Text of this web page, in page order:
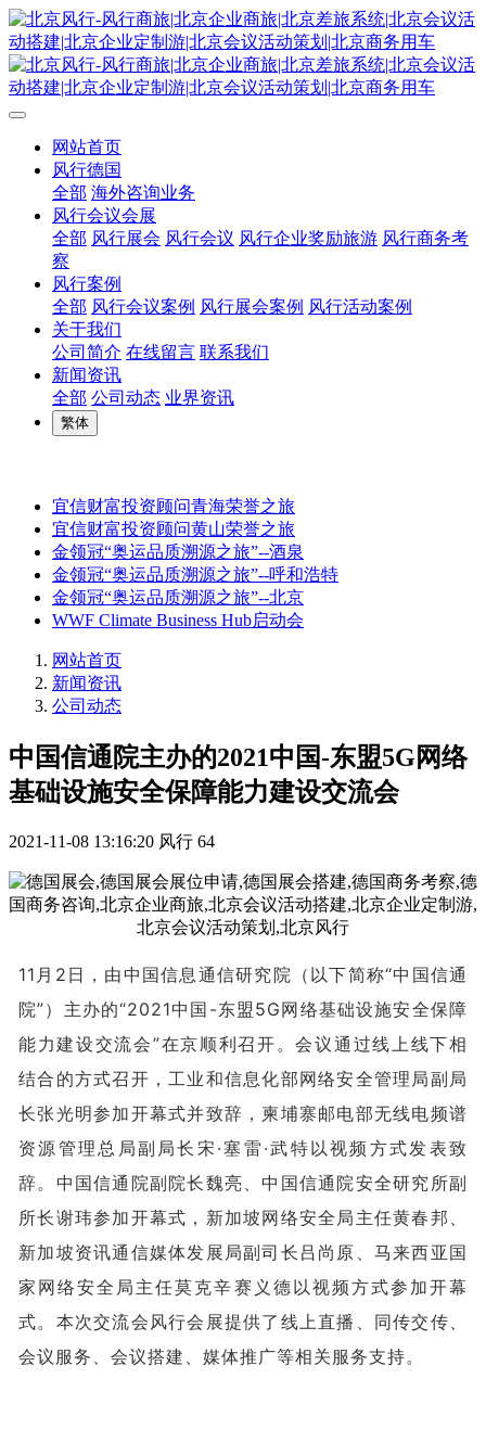
网站首页
风行德国
全部 海外咨询业务
风行会议会展
全部 风行展会 风行会议 风行企业奖励旅游 风行商务考
察
风行案例
全部 风行会议案例 风行展会案例 风行活动案例
关于我们
公司简介 在线留言 联系我们
新闻资讯
全部 公司动态 业界资讯
繁体
宜信财富投资顾问青海荣誉之旅
宜信财富投资顾问黄山荣誉之旅
金领冠“奥运品质溯源之旅”--酒泉
金领冠“奥运品质溯源之旅”--呼和浩特
金领冠“奥运品质溯源之旅”--北京
WWF Climate Business Hub启动会
网站首页
新闻资讯
公司动态
中国信通院主办的2021中国-东盟5G网络
基础设施安全保障能力建设交流会
2021-11-08 13:16:20 风行 64
11月2日，由中国信息通信研究院（以下简称“中国信通
院”）主办的“2021中国-东盟5G网络基础设施安全保障
能力建设交流会”在京顺利召开。会议通过线上线下相
结合的方式召开，工业和信息化部网络安全管理局副局
长张光明参加开幕式并致辞，柬埔寨邮电部无线电频谱
资源管理总局副局长宋·塞雷·武特以视频方式发表致
辞。中国信通院副院长魏亮、中国信通院安全研究所副
所长谢玮参加开幕式，新加坡网络安全局主任黄春邦、
新加坡资讯通信媒体发展局副司长吕尚原、马来西亚国
家网络安全局主任莫克辛赛义德以视频方式参加开幕
式。本次交流会风行会展提供了线上直播、同传交传、
会议服务、会议搭建、媒体推广等相关服务支持。